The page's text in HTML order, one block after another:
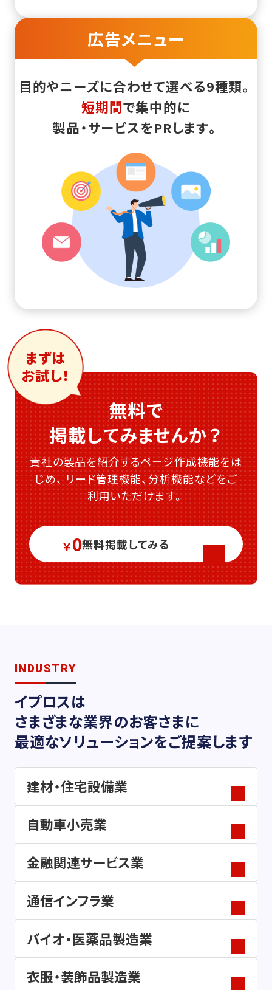
広告メニュー
目的やニーズに合わせて選べる9種類。
短期間で集中的に
製品・サービスをPRします。
まずは
お試し！
無料で
掲載してみませんか？
貴社の製品を紹介するページ作成機能をは
じめ、リード管理機能、分析機能などをご
利用いただけます。
￥0無料掲載してみる
INDUSTRY
イプロスは
さまざまな業界のお客さまに
最適なソリューションをご提案します
建材・住宅設備業
自動車小売業
金融関連サービス業
通信インフラ業
バイオ・医薬品製造業
衣服・装飾品製造業